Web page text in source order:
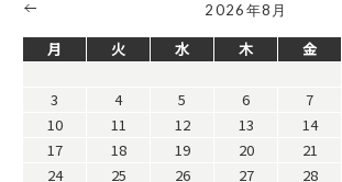
2026年8月
月 火 水 木 金
3
4 5 6 7
10
11 12 13 14
17
18 19 20 21
24
25 26 27 28